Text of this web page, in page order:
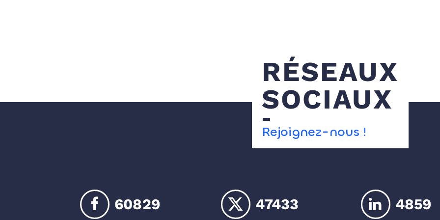
RÉSEAUX
SOCIAUX
Rejoignez-nous !
60829 47433 4859